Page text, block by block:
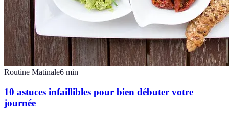
Routine Matinale6 min
10 astuces infaillibles pour bien débuter votre
journée